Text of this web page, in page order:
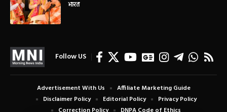
भारत
Follow US
Advertisement With Us
Affiliate Marketing Guide
Disclaimer Policy
Editorial Policy
Privacy Policy